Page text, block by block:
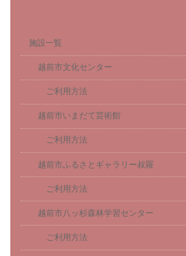
施設一覧
越前市文化センター
ご利用方法
越前市いまだて芸術館
ご利用方法
越前市ふるさとギャラリー叔羅
ご利用方法
越前市八ッ杉森林学習センター
ご利用方法